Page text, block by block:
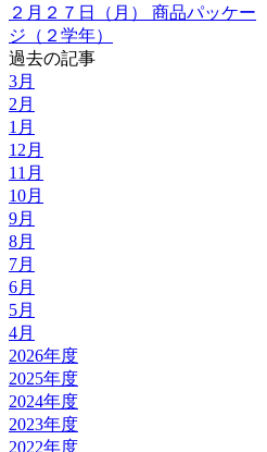
２月２７日（月） 商品パッケー
ジ（２学年）
過去の記事
3月
2月
1月
12月
11月
10月
9月
8月
7月
6月
5月
4月
2026年度
2025年度
2024年度
2023年度
2022年度